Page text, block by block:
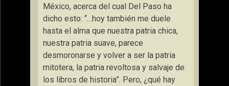
México, acerca del cual Del Paso ha
dicho esto: “…hoy también me duele
hasta el alma que nuestra patria chica,
nuestra patria suave, parece
desmoronarse y volver a ser la patria
mitotera, la patria revoltosa y salvaje de
los libros de historia”. Pero, ¿qué hay